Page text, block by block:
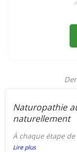
Naturopathie
naturellement
À chaque étape de
Lire plus